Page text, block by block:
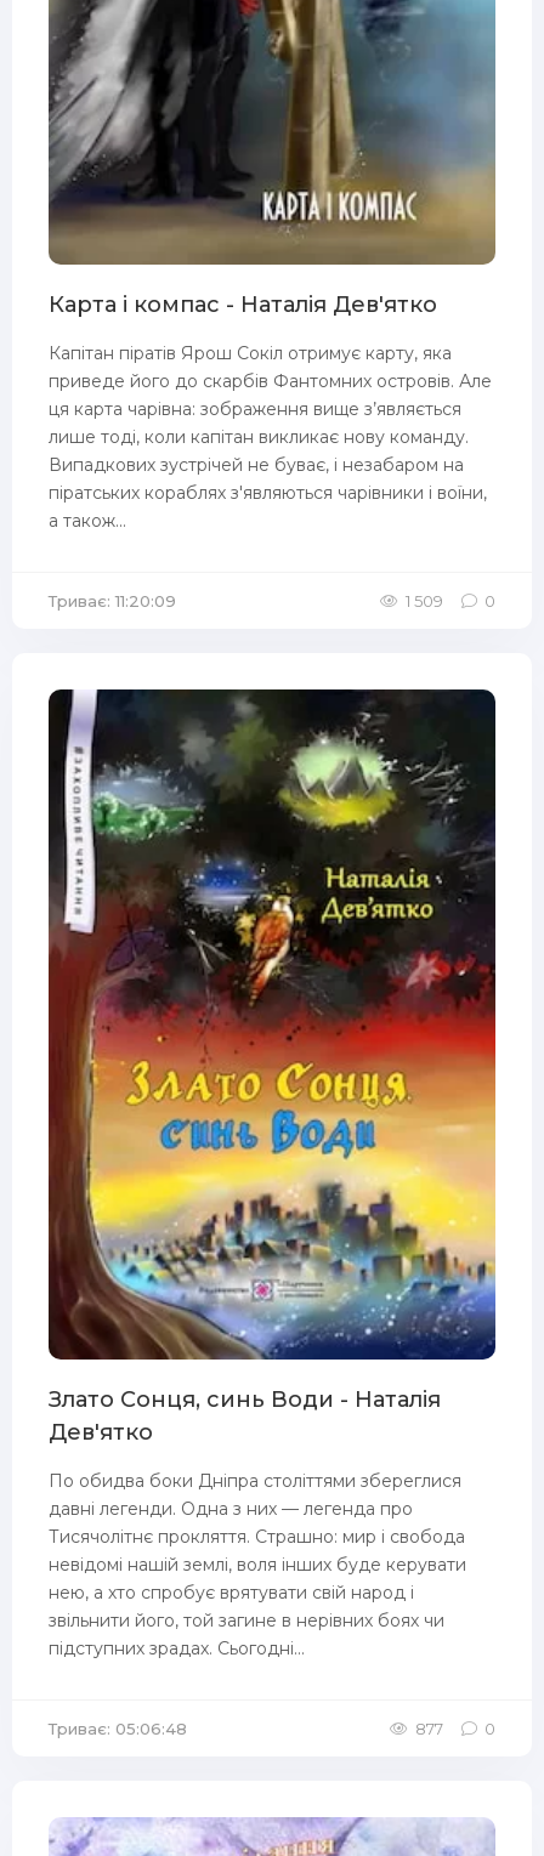
Карта і компас - Наталія Дев'ятко
Капітан піратів Ярош Сокіл отримує карту, яка
приведе його до скарбів Фантомних островів. Але
ця карта чарівна: зображення вище з’являється
лише тоді, коли капітан викликає нову команду.
Випадкових зустрічей не буває, і незабаром на
піратських кораблях з'являються чарівники і воїни,
а також...
Триває: 11:20:09 1 509 0
Злато Сонця, синь Води - Наталія
Дев'ятко
По обидва боки Дніпра століттями збереглися
давні легенди. Одна з них — легенда про
Тисячолітнє прокляття. Страшно: мир і свобода
невідомі нашій землі, воля інших буде керувати
нею, а хто спробує врятувати свій народ і
звільнити його, той загине в нерівних боях чи
підступних зрадах. Сьогодні...
Триває: 05:06:48 877 0